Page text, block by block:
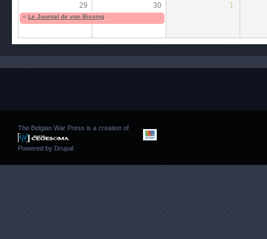
29 30 1
« Le Journal de von Bissing
The Belgian War Press is a creation of
Powered by Drupal